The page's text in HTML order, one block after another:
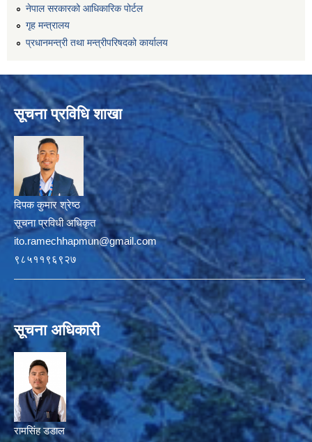
नेपाल सरकारको आधिकारिक पोर्टल
गृह मन्त्रालय
प्रधानमन्त्री तथा मन्त्रीपरिषदको कार्यालय
सूचना प्रविधि शाखा
दिपक कुमार श्रेष्ठ
सूचना प्रविधी अधिकृत
ito.ramechhapmun@gmail.com
९८५११९६९२७
सूचना अधिकारी
रामसिंह डडाल